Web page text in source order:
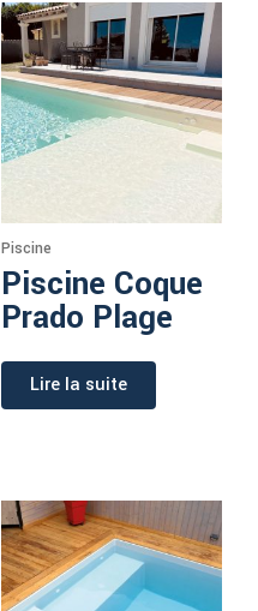
Piscine
Piscine Coque
Prado Plage
Lire la suite